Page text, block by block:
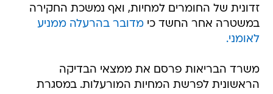
זדונית של החומרים למחיות, ואף נמשכת החקירה
במשטרה אחר החשד כימדובר בהרעלה ממניע
לאומני.
משרד הבריאות פרסם את ממצאי הבדיקה
הראשונית לפרשת המחיות המורעלות. במסגרת